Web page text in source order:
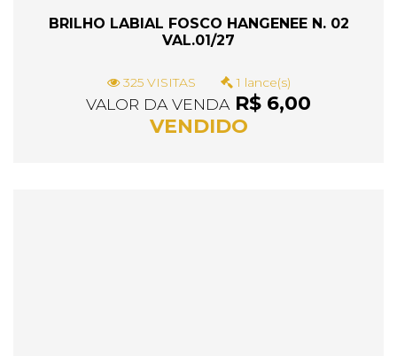
BRILHO LABIAL FOSCO HANGENEE N. 02
VAL.01/27
325 VISITAS 1 lance(s)
VALOR DA VENDAR$ 6,00
VENDIDO